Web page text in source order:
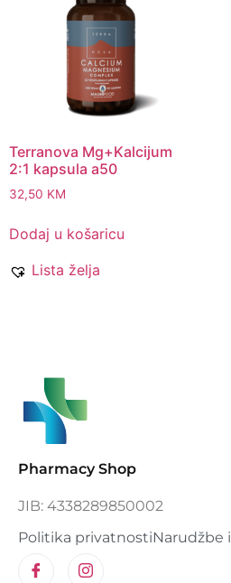
Terranova Mg+Kalcijum
2:1 kapsula a50
32,50 KM
Dodaj u košaricu
Lista želja
Pharmacy Shop
JIB: 4338289850002
Politika privatnostiNarudžbe